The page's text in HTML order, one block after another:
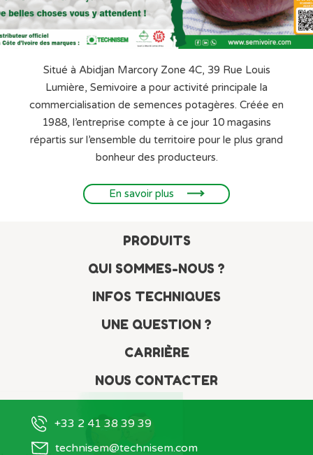
Situé à Abidjan Marcory Zone 4C, 39 Rue Louis
Lumière, Semivoire a pour activité principale la
commercialisation de semences potagères. Créée en
1988, l’entreprise compte à ce jour 10 magasins
répartis sur l’ensemble du territoire pour le plus grand
bonheur des producteurs.
En savoir plus
PRODUITS
QUI SOMMES-NOUS ?
INFOS TECHNIQUES
UNE QUESTION ?
CARRIÈRE
NOUS CONTACTER
+33 2 41 38 39 39
technisem@technisem.com
Salut c'est nous...
les Cookies !